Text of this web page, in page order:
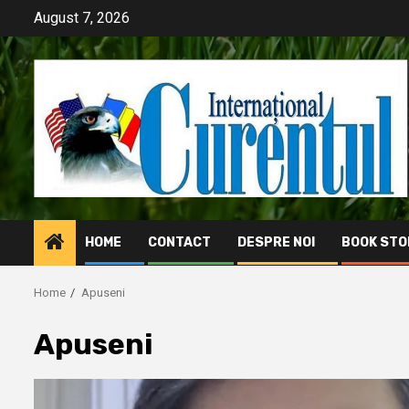
content
August 7, 2026
HOME CONTACT DESPRE NOI BOOK
Home Apuseni
Apuseni